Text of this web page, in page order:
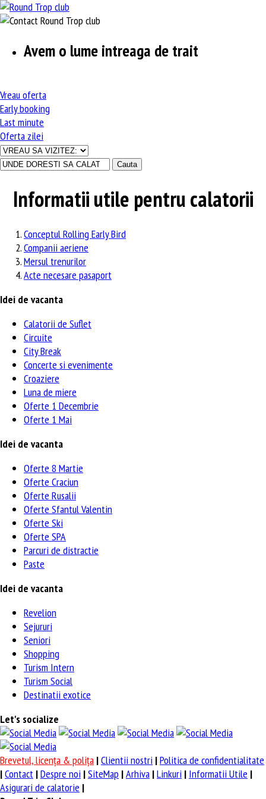
Avem o lume intreaga de trait
Vreauoferta
Earlybooking
Lastminute
Oferta zilei
Informatii utile pentru calatorii
Conceptul Rolling Early Bird
Companii aeriene
Mersul trenurilor
Acte necesare pasaport
Idei de vacanta
Calatorii de Suflet
Circuite
City Break
Concerte si evenimente
Croaziere
Luna de miere
Oferte 1 Decembrie
Oferte 1 Mai
Idei de vacanta
Oferte 8 Martie
Oferte Craciun
Oferte Rusalii
Oferte Sfantul Valentin
Oferte Ski
Oferte SPA
Parcuri de distractie
Paste
Idei de vacanta
Revelion
Sejururi
Seniori
Shopping
Turism Intern
Turism Social
Destinatii exotice
Let's socialize
Brevetul, licenţa & poliţa |Clientii nostri |Politica de confidentialitate
|Contact |Despre noi |SiteMap |Arhiva |Linkuri | Informatii Utile |
Asigurari de calatorie |